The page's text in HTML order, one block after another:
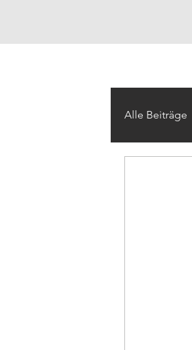
Alle Beiträge